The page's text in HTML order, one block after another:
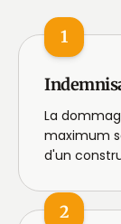
1
La
maximum
d'un
2